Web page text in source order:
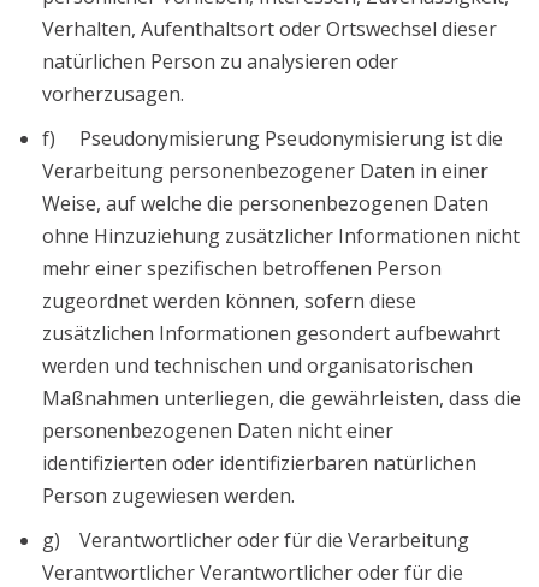
Verhalten, Aufenthaltsort oder Ortswechsel dieser
natürlichen Person zu analysieren oder
vorherzusagen.
f) Pseudonymisierung Pseudonymisierung ist die
Verarbeitung personenbezogener Daten in einer
Weise, auf welche die personenbezogenen Daten
ohne Hinzuziehung zusätzlicher Informationen nicht
mehr einer spezifischen betroffenen Person
zugeordnet werden können, sofern diese
zusätzlichen Informationen gesondert aufbewahrt
werden und technischen und organisatorischen
Maßnahmen unterliegen, die gewährleisten, dass die
personenbezogenen Daten nicht einer
identifizierten oder identifizierbaren natürlichen
Person zugewiesen werden.
g) Verantwortlicher oder für die Verarbeitung
Verantwortlicher Verantwortlicher oder für die